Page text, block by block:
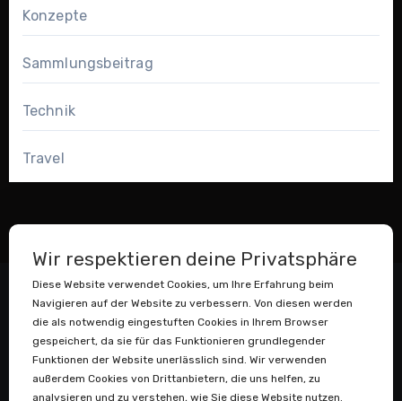
Konzepte
Sammlungsbeitrag
Technik
Travel
Wir respektieren deine Privatsphäre
Diese Website verwendet Cookies, um Ihre Erfahrung beim
Navigieren auf der Website zu verbessern. Von diesen werden
die als notwendig eingestuften Cookies in Ihrem Browser
gespeichert, da sie für das Funktionieren grundlegender
Funktionen der Website unerlässlich sind. Wir verwenden
außerdem Cookies von Drittanbietern, die uns helfen, zu
analysieren und zu verstehen, wie Sie diese Website nutzen.